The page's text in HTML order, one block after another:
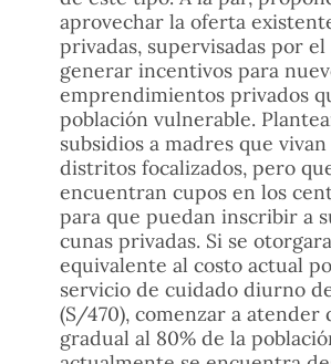
aprovechar la oferta
privadas, supervisadas por
generar incentivos para
emprendimientos privados
población vulnerable.
subsidios a madres que
distritos focalizados, pero
encuentran cupos en los
para que puedan inscribir a
cunas privadas. Si se
equivalente al costo actual
servicio de cuidado diurno
(S/470), comenzar a atender
gradual al 80% de la